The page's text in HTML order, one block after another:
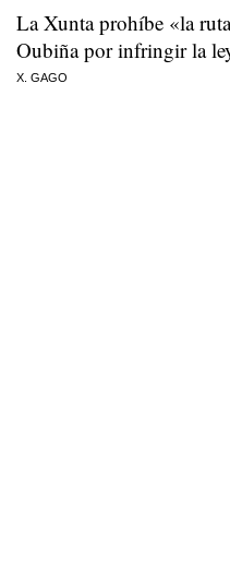
La Xunta prohíbe «la
Oubiña por infringir la
X. GAGO